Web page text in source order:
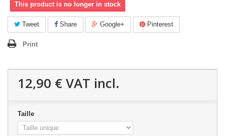
This product is no longer in stock
Tweet Share Google+ Pinterest
Print
12,90 €VAT incl.
Taille